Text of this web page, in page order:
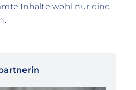
Inhalte wohl nur eine